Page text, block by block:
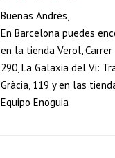
Buenas Andrés,
En Barcelona puedes
en la tienda Verol,
290, La Galaxia del Vi:
Gràcia, 119 y en las
Equipo Enoguia